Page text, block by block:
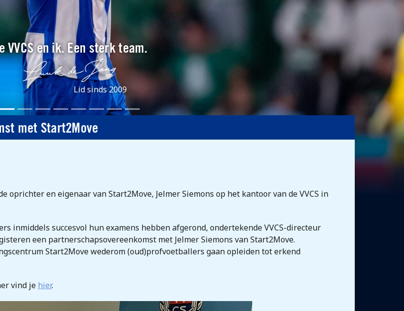
VVCS en ik. Een sterk team.
Lid sinds 2009
met Start2Move
oprichter en eigenaar van Start2Move, Jelmer Siemons op het kantoor van de VVCS in
inmiddels succesvol hun examens hebben afgerond, ondertekende VVCS-directeur
een partnerschapsovereenkomst met Jelmer Siemons van Start2Move.
Start2Move wederom (oud)profvoetballers gaan opleiden tot erkend
vind je hier.